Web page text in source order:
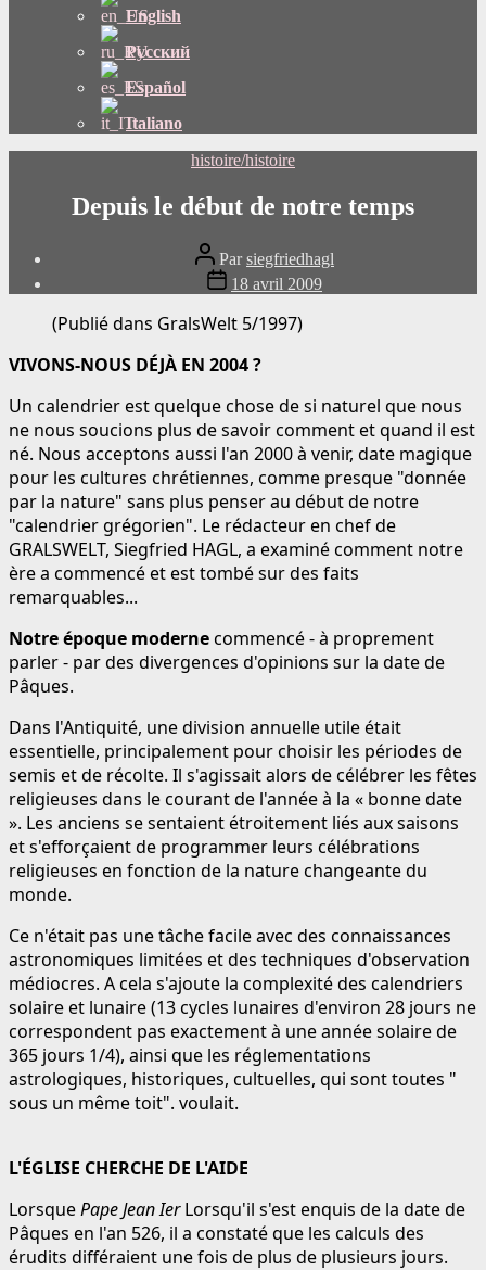
English
Русский
Español
Italiano
Catégories
histoire/histoire
Depuis le début de notre temps
Auteur
du
message
Parsiegfriedhagl
Date
de
publication
18 avril 2009
(Publié dans GralsWelt 5/1997)
VIVONS-NOUS DÉJÀ EN 2004 ?
Un calendrier est quelque chose de si naturel que nous
ne nous soucions plus de savoir comment et quand il est
né. Nous acceptons aussi l'an 2000 à venir, date magique
pour les cultures chrétiennes, comme presque "donnée
par la nature" sans plus penser au début de notre
"calendrier grégorien". Le rédacteur en chef de
GRALSWELT, Siegfried HAGL, a examiné comment notre
ère a commencé et est tombé sur des faits
remarquables...
Notre époque modernecommencé - à proprement
parler - par des divergences d'opinions sur la date de
Pâques.
Dans l'Antiquité, une division annuelle utile était
essentielle, principalement pour choisir les périodes de
semis et de récolte. Il s'agissait alors de célébrer les fêtes
religieuses dans le courant de l'année à la « bonne date
». Les anciens se sentaient étroitement liés aux saisons
et s'efforçaient de programmer leurs célébrations
religieuses en fonction de la nature changeante du
monde.
Ce n'était pas une tâche facile avec des connaissances
astronomiques limitées et des techniques d'observation
médiocres. A cela s'ajoute la complexité des calendriers
solaire et lunaire (13 cycles lunaires d'environ 28 jours ne
correspondent pas exactement à une année solaire de
365 jours 1/4), ainsi que les réglementations
astrologiques, historiques, cultuelles, qui sont toutes "
sous un même toit". voulait.
L'ÉGLISE CHERCHE DE L'AIDE
LorsquePape Jean IerLorsqu'il s'est enquis de la date de
Pâques en l'an 526, il a constaté que les calculs des
érudits différaient une fois de plus de plusieurs jours.